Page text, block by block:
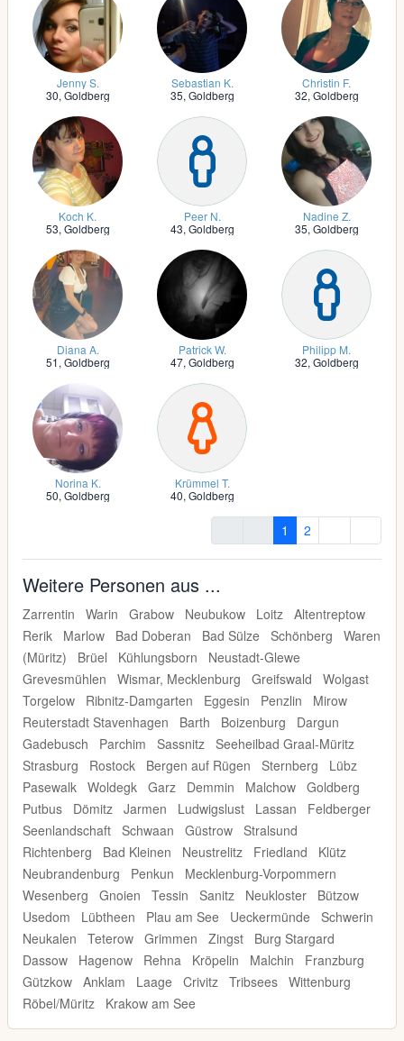
Jenny S.
30, Goldberg
Sebastian K.
35, Goldberg
Christin F.
32, Goldberg
Koch K.
53, Goldberg
Peer N.
43, Goldberg
Nadine Z.
35, Goldberg
Diana A.
51, Goldberg
Patrick W.
47, Goldberg
Philipp M.
32, Goldberg
Norina K.
50, Goldberg
Krümmel T.
40, Goldberg
1 2
Weitere Personen aus ...
Zarrentin Warin Grabow Neubukow Loitz Altentreptow
Rerik
Marlow Bad Doberan Bad Sülze Schönberg
Waren
(Müritz)
Brüel Kühlungsborn
Neustadt-Glewe
Grevesmühlen
Wismar, Mecklenburg Greifswald
Wolgast
Torgelow
Ribnitz-Damgarten Eggesin Penzlin
Mirow
Reuterstadt Stavenhagen
Barth Boizenburg
Dargun
Gadebusch
Parchim Sassnitz Seeheilbad Graal-Müritz
Strasburg
Rostock Bergen auf Rügen Sternberg
Lübz
Pasewalk Woldegk Garz Demmin Malchow Goldberg
Putbus
Dömitz Jarmen Ludwigslust Lassan
Feldberger
Seenlandschaft Schwaan Güstrow Stralsund
Richtenberg
Bad Kleinen Neustrelitz Friedland
Klütz
Neubrandenburg
Penkun
Mecklenburg-Vorpommern
Wesenberg
Gnoien Tessin Sanitz Neukloster
Bützow
Usedom
Lübtheen Plau am See Ueckermünde
Schwerin
Neukalen
Teterow Grimmen Zingst
Burg Stargard
Dassow
Hagenow Rehna Kröpelin Malchin
Franzburg
Gützkow Anklam Laage Crivitz Tribsees Wittenburg
Röbel/Müritz
Krakow am See